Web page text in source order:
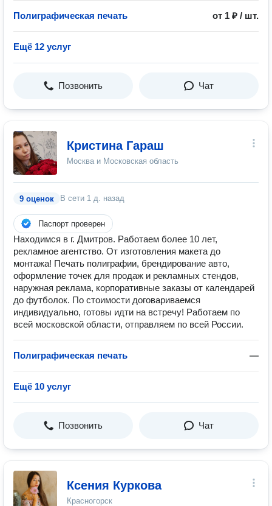
Полиграфическая печать от 1 ₽ / шт.
Ещё 12 услуг
Позвонить Чат
Кристина Гараш
Москва и Московская область
9 оценок В сети 1 д. назад
Паспорт проверен
Находимся в г. Дмитров. Работаем более 10 лет,
рекламное агентство. От изготовления макета до
монтажа! Печать полиграфии, брендирование авто,
оформление точек для продаж и рекламных стендов,
наружная реклама, корпоративные заказы от календарей
до футболок. По стоимости договариваемся
индивидуально, готовы идти на встречу! Работаем по
всей московской области, отправляем по всей России.
Полиграфическая печать —
Ещё 10 услуг
Позвонить Чат
Ксения Куркова
Красногорск